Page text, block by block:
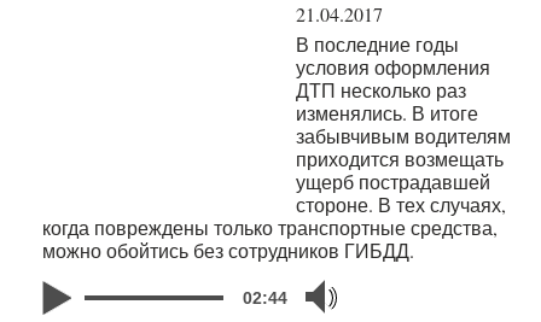
21.04.2017
В последние годы
условия оформления
ДТП несколько раз
изменялись. В итоге
забывчивым водителям
приходится возмещать
ущерб пострадавшей
стороне. В тех случаях,
когда повреждены только транспортные средства,
можно обойтись без сотрудников ГИБДД.
02:44